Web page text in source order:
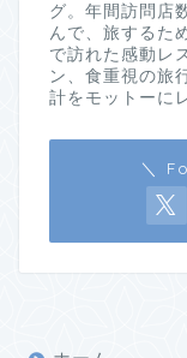
グ。年間訪問店
んで、旅するた
で訪れた感動レ
ン、食重視の旅
計をモットーに
＼